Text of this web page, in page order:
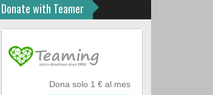
Donate with Teamer